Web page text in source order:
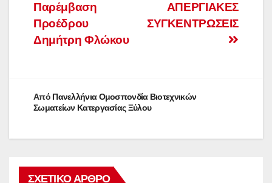
ΑΠΕΡΓΙΑΚΕΣ
ΣΥΓΚΕΝΤΡΩΣΕΙΣ
Παρέμβαση
Προέδρου
Δημήτρη Φλώκου
Από Πανελλήνια Ομοσπονδία Βιοτεχνικών
Σωματείων Κατεργασίας Ξύλου
ΣΧΕΤΙΚΌ ΆΡΘΡΟ